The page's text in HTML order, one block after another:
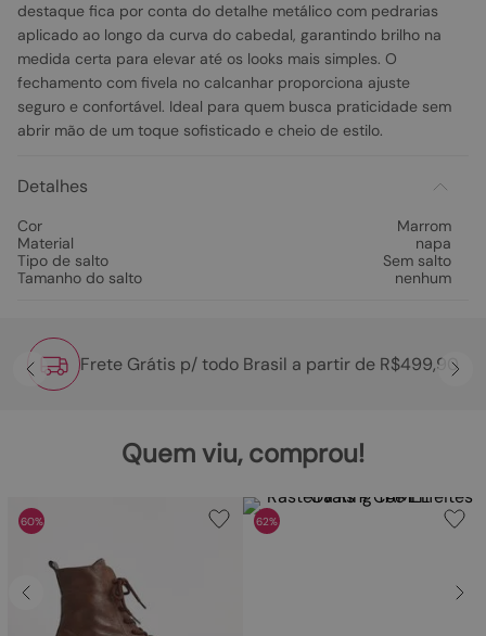
destaque fica por conta do detalhe metálico com pedrarias
aplicado ao longo da curva do cabedal, garantindo brilho na
medida certa para elevar até os looks mais simples. O
fechamento com fivela no calcanhar proporciona ajuste
seguro e confortável. Ideal para quem busca praticidade sem
abrir mão de um toque sofisticado e cheio de estilo.
Detalhes
Cor
Marrom
Material
napa
Tipo de salto
Sem salto
Tamanho do salto
nenhum
Frete Grátis p/ todo Brasil a partir de R$499,90
Quem viu, comprou!
60% 62%